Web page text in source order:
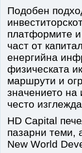
Подобен
платформите и
част от
енергийна
физическата
маршрути и
значението на
често
HD Capital
пазарни теми,
New World